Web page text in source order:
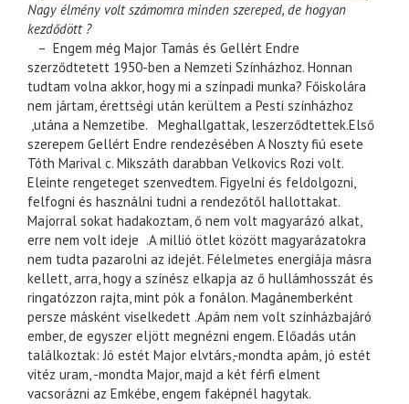
Nagy élmény volt számomra minden szereped, de hogyan
kezdődött ?
– Engem még Major Tamás és Gellért Endre
szerződtetett 1950-ben a Nemzeti Színházhoz. Honnan
tudtam volna akkor, hogy mi a színpadi munka? Főiskolára
nem jártam, érettségi után kerültem a Pesti színházhoz
,utána a Nemzetibe. Meghallgattak, leszerződtettek.Első
szerepem Gellért Endre rendezésében A Noszty fiú esete
Tóth Marival c. Mikszáth darabban Velkovics Rozi volt.
Eleinte rengeteget szenvedtem. Figyelni és feldolgozni,
felfogni és használni tudni a rendezőtől hallottakat.
Majorral sokat hadakoztam, ő nem volt magyarázó alkat,
erre nem volt ideje .A millió ötlet között magyarázatokra
nem tudta pazarolni az idejét. Félelmetes energiája másra
kellett, arra, hogy a színész elkapja az ő hullámhosszát és
ringatózzon rajta, mint pók a fonálon. Magánemberként
persze másként viselkedett .Apám nem volt színházbajáró
ember, de egyszer eljött megnézni engem. Előadás után
találkoztak: Jó estét Major elvtárs,-mondta apám, jó estét
vitéz uram, -mondta Major, majd a két férfi elment
vacsorázni az Emkébe, engem faképnél hagytak.